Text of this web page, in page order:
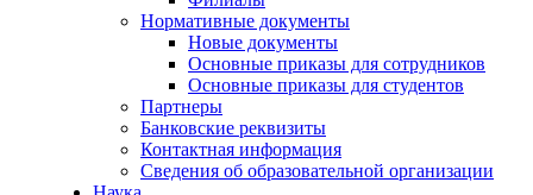
Нормативные документы
Новые документы
Основные приказы для сотрудников
Основные приказы для студентов
Партнеры
Банковские реквизиты
Контактная информация
Сведения об образовательной организации